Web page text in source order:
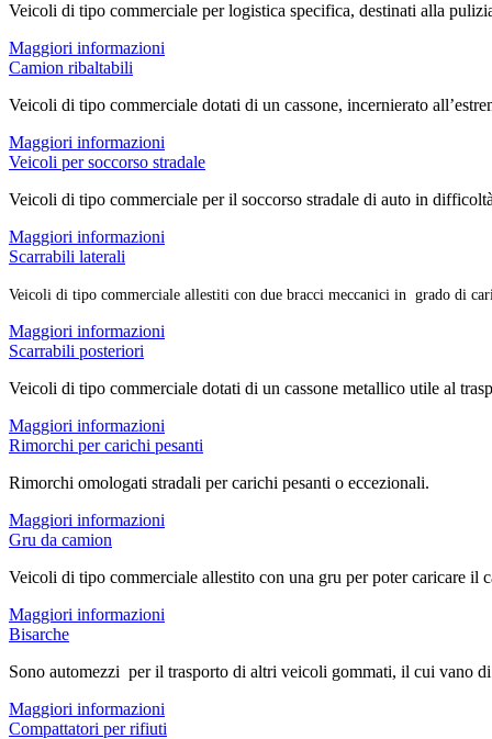
Veicoli di tipo commerciale per logistica specifica, destinati alla
Maggiori informazioni
Camion ribaltabili
Veicoli di tipo commerciale dotati di un cassone, incernierato
Maggiori informazioni
Veicoli per soccorso stradale
Veicoli di tipo commerciale per il soccorso stradale di auto in
Maggiori informazioni
Scarrabili laterali
Veicoli di tipo commerciale allestiti con due bracci meccanici in grado di
Maggiori informazioni
Scarrabili posteriori
Veicoli di tipo commerciale dotati di un cassone metallico utile al
Maggiori informazioni
Rimorchi per carichi pesanti
Rimorchi omologati stradali per carichi pesanti o eccezionali.
Maggiori informazioni
Gru da camion
Veicoli di tipo commerciale allestito con una gru per poter caricare il
Maggiori informazioni
Bisarche
Sono automezzi per il trasporto di altri veicoli gommati, il cui vano
Maggiori informazioni
Compattatori per rifiuti